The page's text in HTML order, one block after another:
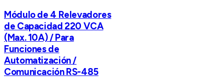
Módulo de 4 Relevadores
de Capacidad 220 VCA
(Max. 10A) / Para
Funciones de
Automatización /
Comunicación RS-485